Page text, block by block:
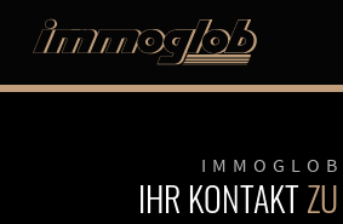
IMMOGLOB
IHR KONTAKT